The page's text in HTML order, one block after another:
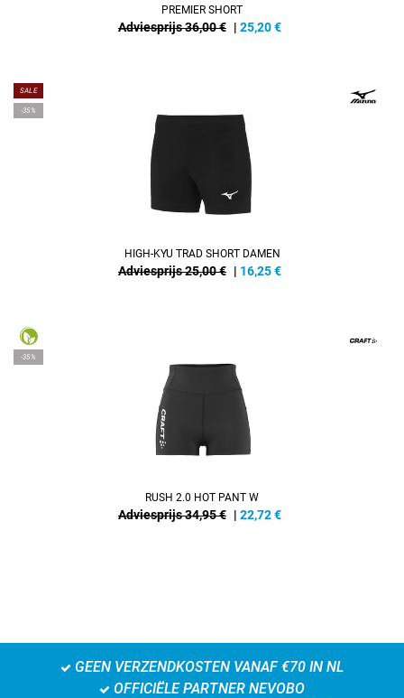
PREMIER SHORT
Adviesprijs 36,00 € | 25,20€
SALE
-35%
HIGH-KYU TRAD SHORT DAMEN
Adviesprijs 25,00 € | 16,25€
-35%
RUSH 2.0 HOT PANT W
Adviesprijs 34,95 € | 22,72€
GEEN VERZENDKOSTEN VANAF €70 IN NL
OFFICIËLE PARTNER NEVOBO